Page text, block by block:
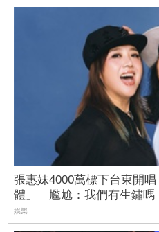
張惠妹4000萬標下台東開
體」 尷尬：我們有生鏽嗎
娛樂